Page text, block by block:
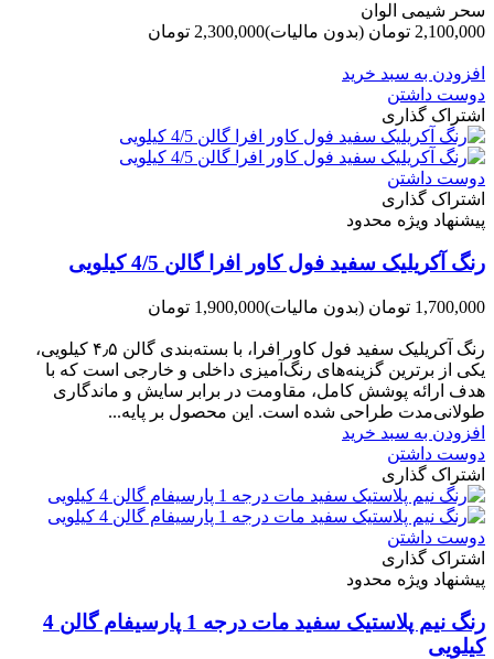
سحر شیمی الوان
2,100,000 تومان
(بدون مالیات)2,300,000 تومان
افزودن به سبد خرید
دوست داشتن
اشتراک گذاری
دوست داشتن
اشتراک گذاری
پیشنهاد ویژه محدود
رنگ آکریلیک سفید فول کاور افرا گالن 4/5 کیلویی
1,700,000 تومان (بدون مالیات)1,900,000 تومان
رنگ آکریلیک سفید فول کاور افرا، با بسته‌بندی گالن ۴٫۵ کیلویی،
یکی از برترین گزینه‌های رنگ‌آمیزی داخلی و خارجی است که با
هدف ارائه پوشش کامل، مقاومت در برابر سایش و ماندگاری
طولانی‌مدت طراحی شده است. این محصول بر پایه...
افزودن به سبد خرید
دوست داشتن
اشتراک گذاری
دوست داشتن
اشتراک گذاری
پیشنهاد ویژه محدود
رنگ نیم پلاستیک سفید مات درجه 1 پارسیفام گالن 4
کیلویی